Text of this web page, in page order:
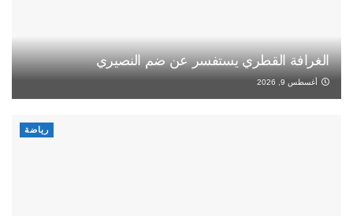
الغرافة القطري يستفسر عن ضم النصيري
أغسطس 9, 2026
رياضة